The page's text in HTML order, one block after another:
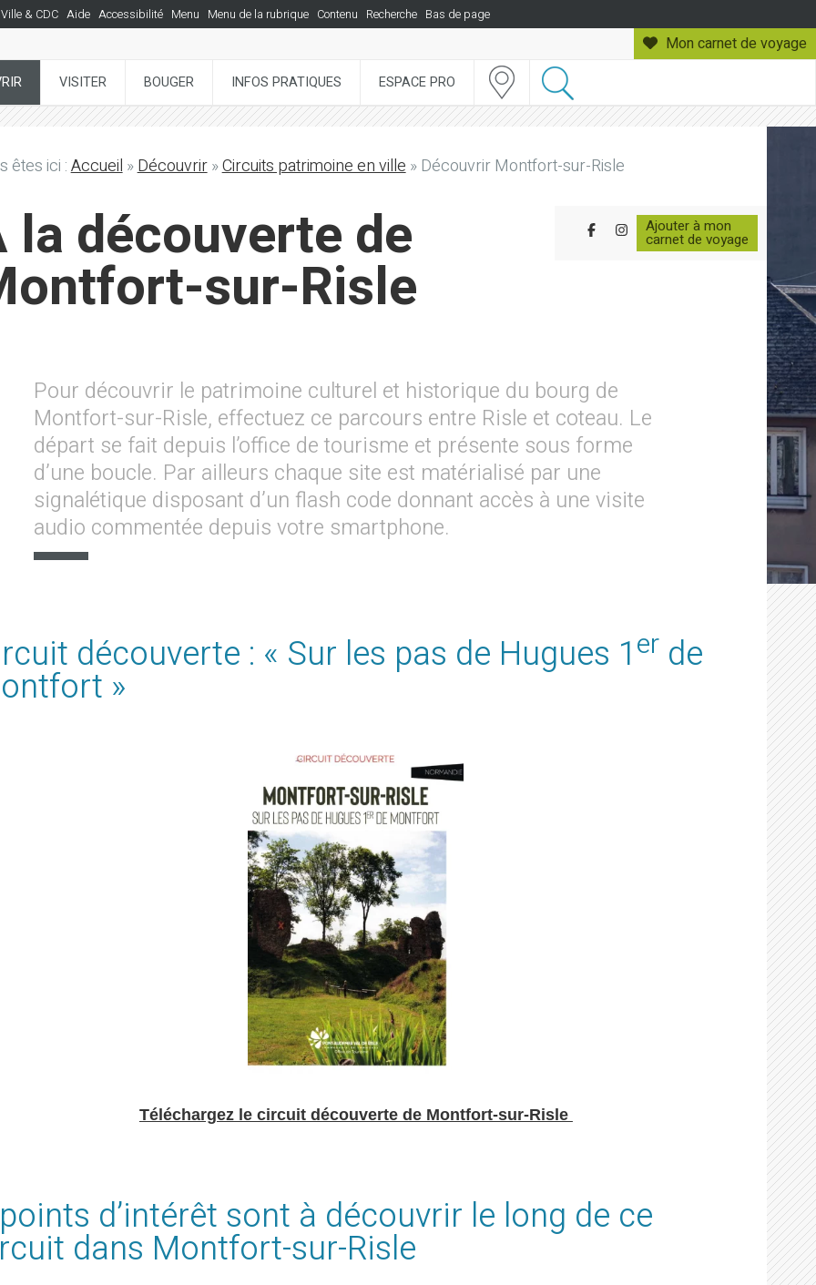
Ville & CDC Aide Accessibilité Menu Menu de la rubrique Contenu Recherche Bas de page
Mon carnetde voyage
VISITER BOUGER INFOS PRATIQUES ESPACE PRO
êtes ici :Accueil»Découvrir»Circuits patrimoine en ville»Découvrir Montfort-sur-Risle
Partager sur Facebook
Partager sur Instagram
Ajouter à mon
carnet de voyage
la découverte de
sur-Risle
Pour découvrir le patrimoine culturel et historique du bourg de
Montfort-sur-Risle, effectuez ce parcours entre Risle et coteau. Le
départ se fait depuis l’office de tourisme et présente sous forme
d’une boucle. Par ailleurs chaque site est matérialisé par une
signalétique disposant d’un flash code donnant accès à une visite
audio commentée depuis votre smartphone.
découverte : « Sur les pas de Hugues 1erde
»
Téléchargez le circuit découverte de Montfort-sur-Risle
d’intérêt sont à découvrir le long de ce
dans Montfort-sur-Risle